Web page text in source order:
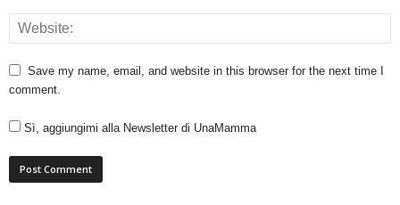
Save my name, email, and website in this browser for the next time I
comment.
Sì, aggiungimi alla Newsletter di UnaMamma